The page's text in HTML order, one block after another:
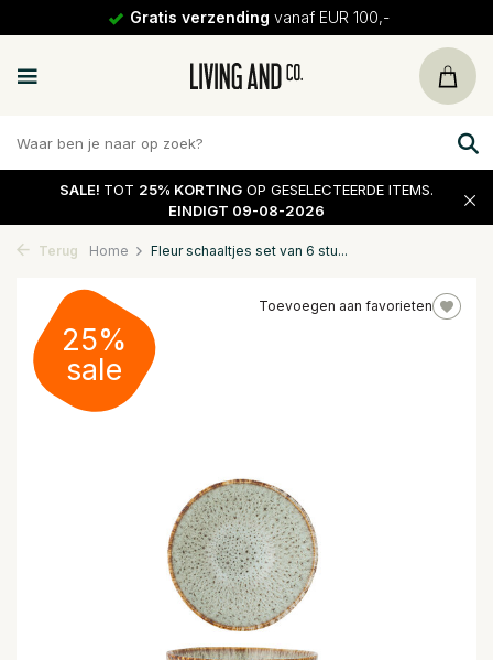
Gratis verzending vanaf EUR 100,-
SALE! TOT 25% KORTING OP GESELECTEERDE ITEMS.
EINDIGT 09-08-2026
Terug Home Fleur schaaltjes set van 6 stu...
Toevoegen aan favorieten
25%
sale